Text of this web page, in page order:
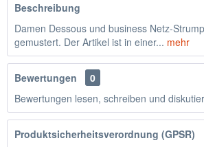
Beschreibung
Damen Dessous und business Netz-
gemustert. Der Artikel ist in einer... mehr
Bewertungen
0
Bewertungen lesen, schreiben und
Produktsicherheitsverordnung (GPSR)